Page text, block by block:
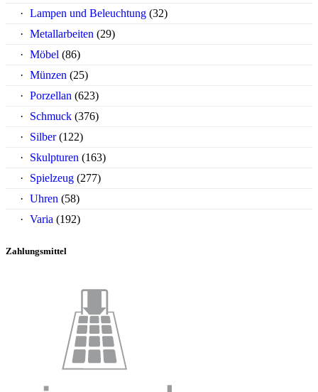
Lampen und Beleuchtung (32)
Metallarbeiten (29)
Möbel (86)
Münzen (25)
Porzellan (623)
Schmuck (376)
Silber (122)
Skulpturen (163)
Spielzeug (277)
Uhren (58)
Varia (192)
Zahlungsmittel